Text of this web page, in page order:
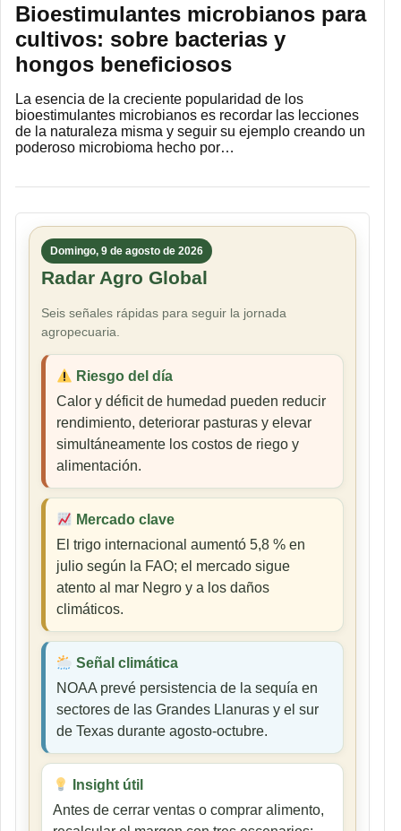
Bioestimulantes microbianos para
cultivos: sobre bacterias y
hongos beneficiosos
La esencia de la creciente popularidad de los
bioestimulantes microbianos es recordar las lecciones
de la naturaleza misma y seguir su ejemplo creando un
poderoso microbioma hecho por…
Domingo, 9 de agosto de 2026
Radar Agro Global
Seis señales rápidas para seguir la jornada
agropecuaria.
Riesgo del día
Calor y déficit de humedad pueden reducir
rendimiento, deteriorar pasturas y elevar
simultáneamente los costos de riego y
alimentación.
Mercado clave
El trigo internacional aumentó 5,8 % en
julio según la FAO; el mercado sigue
atento al mar Negro y a los daños
climáticos.
Señal climática
NOAA prevé persistencia de la sequía en
sectores de las Grandes Llanuras y el sur
de Texas durante agosto-octubre.
Insight útil
Antes de cerrar ventas o comprar alimento,